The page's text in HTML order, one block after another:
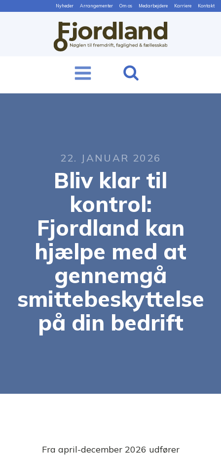
Nyheder Arrangementer Om os Medarbejdere Karriere Kontakt
22. JANUAR 2026
Bliv klar til
kontrol:
Fjordland kan
hjælpe med at
gennemgå
smittebeskyttelse
på din bedrift
Fra april-december 2026 udfører